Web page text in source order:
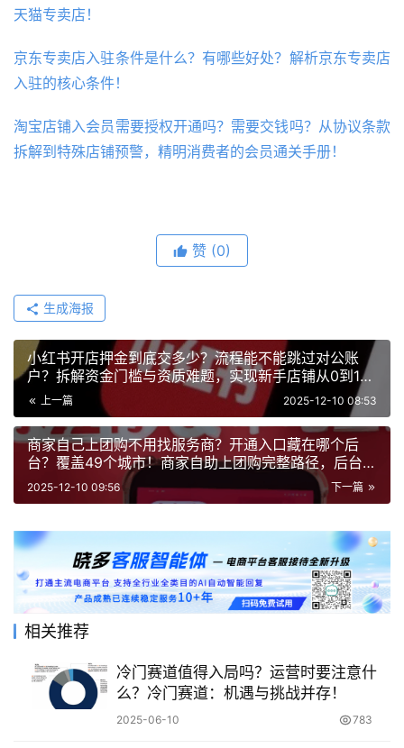
天猫专卖店！
京东专卖店入驻条件是什么？有哪些好处？解析京东专卖店
入驻的核心条件！
淘宝店铺入会员需要授权开通吗？需要交钱吗？从协议条款
拆解到特殊店铺预警，精明消费者的会员通关手册！
赞 (0)
生成海报
小红书开店押金到底交多少？流程能不能跳过对公账
户？拆解资金门槛与资质难题，实现新手店铺从0到1的
安全高效启动
上一篇 2025-12-10 08:53
商家自己上团购不用找服务商？开通入口藏在哪个后
台？覆盖49个城市！商家自助上团购完整路径，后台隐
藏入口与资质要求一览！
下一篇
2025-12-10 09:56
相关推荐
冷门赛道值得入局吗？运营时要注意什
么？冷门赛道：机遇与挑战并存！
2025-06-10 783